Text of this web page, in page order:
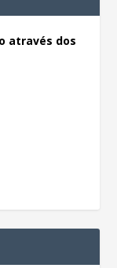
através dos